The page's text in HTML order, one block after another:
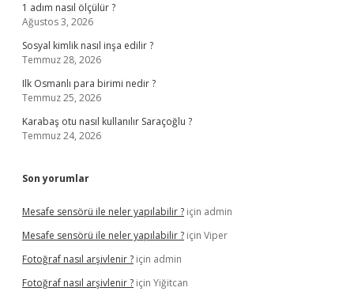
1 adım nasıl ölçülür ?
Ağustos 3, 2026
Sosyal kimlik nasıl inşa edilir ?
Temmuz 28, 2026
Ilk Osmanlı para birimi nedir ?
Temmuz 25, 2026
Karabaş otu nasıl kullanılır Saraçoğlu ?
Temmuz 24, 2026
Son yorumlar
Mesafe sensörü ile neler yapılabilir ? için admin
Mesafe sensörü ile neler yapılabilir ? için Viper
Fotoğraf nasıl arşivlenir ? için admin
Fotoğraf nasıl arşivlenir ? için Yiğitcan